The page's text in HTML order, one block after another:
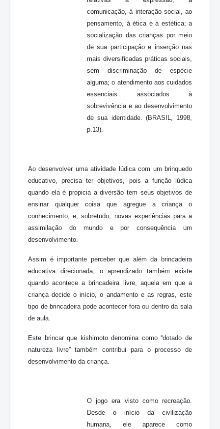
comunicação, à interação social, ao
pensamento, à ética e à estética; a
socialização das crianças por meio
de sua participação e inserção nas
mais diversificadas práticas sociais,
sem discriminação de espécie
alguma; o atendimento aos cuidados
essenciais associados à
sobrevivência e ao desenvolvimento
de sua identidade. (BRASIL, 1998,
p.13).
Ao desenvolver uma atividade lúdica com um brinquedo
educativo, precisa ter objetivos, pois a função lúdica
quando ela é propicia a diversão tem seus objetivos de
ensinar qualquer coisa que agregue a criança o
conhecimento, e, sobretudo, novas experiências para a
assimilação do mundo e por consequência um
desenvolvimento.
Assim é importante perceber que além da brincadeira
educativa direcionada, o aprendizado também existe
quando acontece a brincadeira livre, aquela em que a
criança decide o início, o andamento e as regras, este
tipo de brincadeira pode acontecer fora ou dentro da sala
de aula.
Este brincar que kishimoto denomina como “dotado de
natureza livre” também contribui para o processo de
desenvolvimento da criança.
O jogo era visto como recreação.
Desde o início da civilização
humana, ele aparece como